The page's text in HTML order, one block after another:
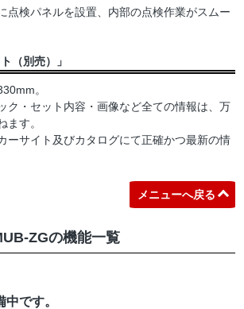
点検パネルを設置、内部の点検作業がスムー
（別売）」
。
ク・セット内容・画像など全ての情報は、万
ます。
ーサイト及びカタログにて正確かつ最新の情
メニューへ戻る
ZGの機能一覧
です。